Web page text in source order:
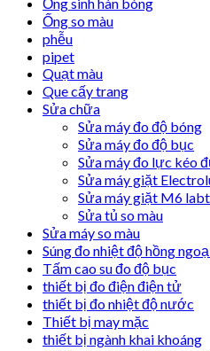
Ống sinh hàn bóng
Ống so màu
phễu
pipet
Quạt màu
Que cấy trang
Sửa chữa
Sửa máy đo độ bóng
Sửa máy đo độ bục
Sửa máy đo lực kéo
Sửa máy giặt
Sửa máy giặt M6
Sửa tủ so màu
Sửa máy so màu
Súng đo nhiệt độ hồng
Tấm cao su đo độ bục
thiết bị đo điện điện tử
thiết bị đo nhiệt độ nước
Thiết bị may mặc
thiết bị ngành khai khoáng